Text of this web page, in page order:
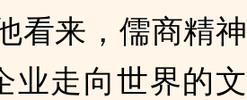
看来，儒商精神
业走向世界的文